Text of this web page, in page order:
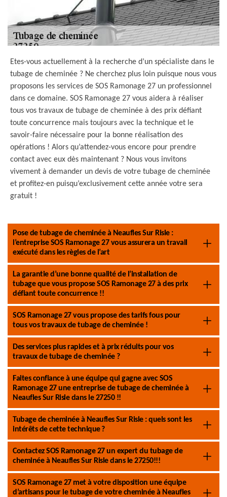
Etes-vous actuellement à la recherche d’un spécialiste dans le
tubage de cheminée ? Ne cherchez plus loin puisque nous vous
proposons les services de SOS Ramonage 27 un professionnel
dans ce domaine. SOS Ramonage 27 vous aidera à réaliser
tous vos travaux de tubage de cheminée à des prix défiant
toute concurrence mais toujours avec la technique et le
savoir-faire nécessaire pour la bonne réalisation des
opérations ! Alors qu’attendez-vous encore pour prendre
contact avec eux dès maintenant ? Nous vous invitons
vivement à demander un devis de votre tubage de cheminée
et profitez-en puisqu’exclusivement cette année votre sera
gratuit !
Pose de tubage de cheminée à Neaufles Sur Risle :
l’entreprise SOS Ramonage 27 vous assurera un travail
exécuté dans les règles de l’art
La garantie d’une bonne qualité de l’installation de
tubage que vous propose SOS Ramonage 27 à des prix
défiant toute concurrence !!
SOS Ramonage 27 vous propose des tarifs fous pour
tous vos travaux de tubage de cheminée !
Des services plus rapides et à prix réduits pour vos
travaux de tubage de cheminée ?
Faites confiance à une équipe qui gagne avec SOS
Ramonage 27 une entreprise de tubage de cheminée à
Neaufles Sur Risle dans le 27250 !!
Tubage de cheminée à Neaufles Sur Risle : quels sont les
intérêts de cette technique ?
Contactez SOS Ramonage 27 un expert du tubage de
cheminée à Neaufles Sur Risle dans le 27250!!!
SOS Ramonage 27 met à votre disposition une équipe
d’artisans pour le tubage de votre cheminée à Neaufles